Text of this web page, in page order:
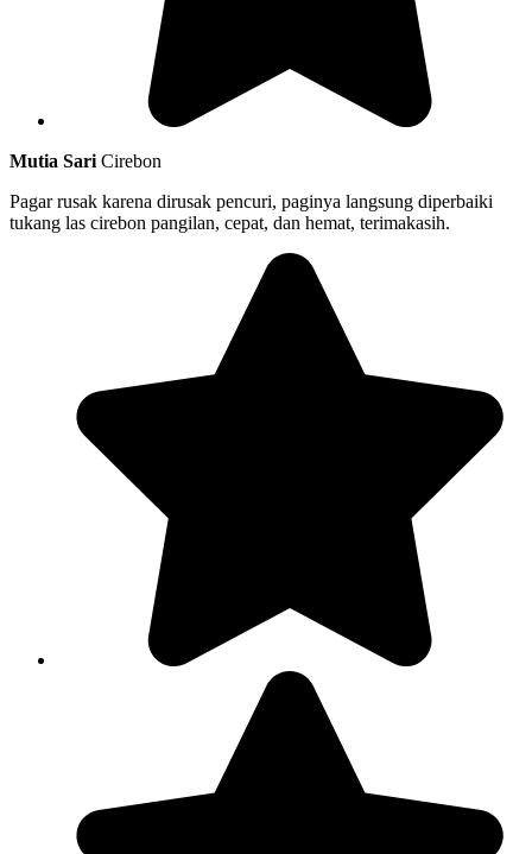
Mutia Sari Cirebon
Pagar rusak karena dirusak pencuri, paginya langsung diperbaiki
tukang las cirebon pangilan, cepat, dan hemat, terimakasih.